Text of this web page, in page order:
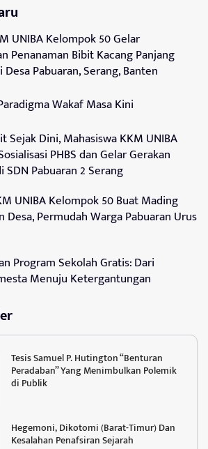
UNIBA Kelompok 50 Gelar
Penanaman Bibit Kacang Panjang
Pabuaran, Serang, Banten
Wakaf Masa Kini
Sejak Dini, Mahasiswa KKM UNIBA
PHBS dan Gelar Gerakan
SDN Pabuaran 2 Serang
UNIBA Kelompok 50 Buat Mading
Desa, Permudah Warga Pabuaran Urus
Program Sekolah Gratis: Dari
Menuju Ketergantungan
Tesis Samuel P. Hutington “Benturan
Peradaban” Yang Menimbulkan Polemik
di Publik
Hegemoni, Dikotomi (Barat-Timur) Dan
Kesalahan Penafsiran Sejarah